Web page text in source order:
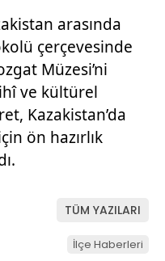
arasında
çerçevesinde
Müzesi’ni
ve kültürel
Kazakistan’da
ön hazırlık
TÜM YAZILARI
İlçe Haberleri